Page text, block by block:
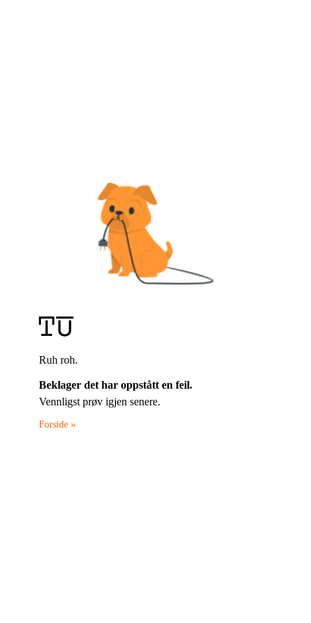
Ruh roh.
Beklager det har oppstått en feil.
Vennligst prøv igjen senere.
Forside »